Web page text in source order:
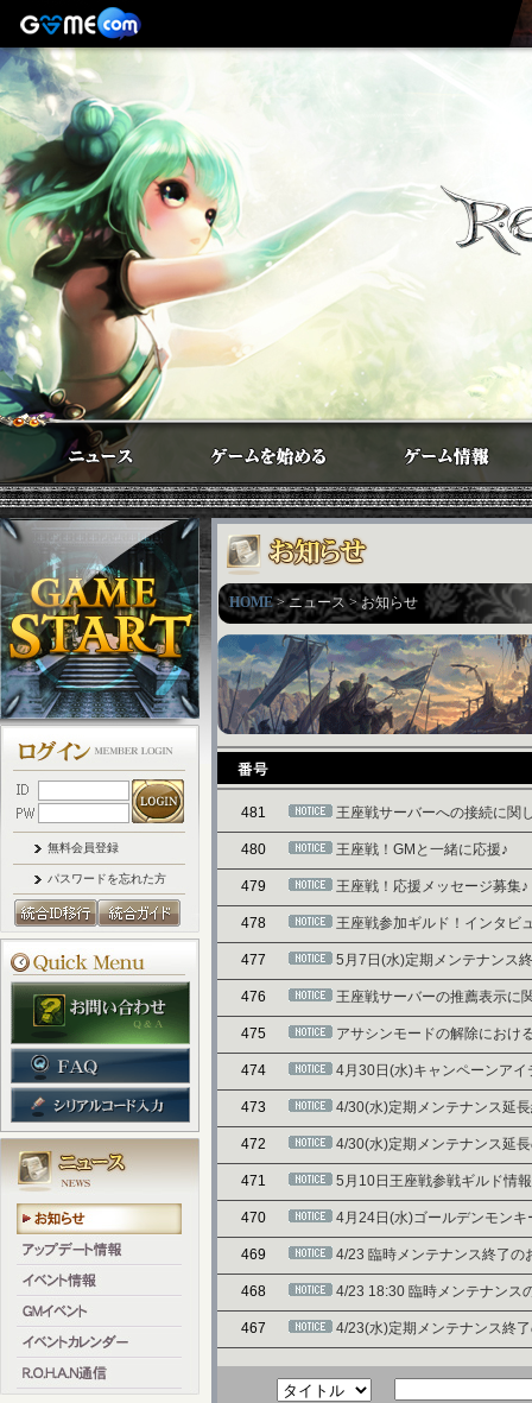
無料会員登録
パスワードを忘れた方
HOME> ニュース > お知らせ
481 王座戦サーバーへの接続に関
480 王座戦！GMと一緒に応援♪
479 王座戦！応援メッセージ募集♪
478 王座戦参加ギルド！インタビ
477 5月7日(水)定期メンテナンス
476 王座戦サーバーの推薦表示に
475 アサシンモードの解除におけ
474 4月30日(水)キャンペーンア
473 4/30(水)定期メンテナンス延
472 4/30(水)定期メンテナンス延
471 5月10日王座戦参戦ギルド情
470 4月24日(水)ゴールデンモン
469 4/23 臨時メンテナンス終了の
468 4/23 18:30 臨時メンテナンス
467 4/23(水)定期メンテナンス終